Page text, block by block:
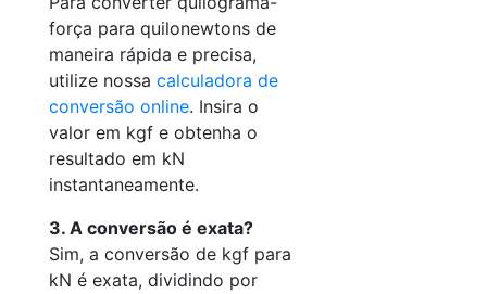
força para quilonewtons de
maneira rápida e precisa,
utilize nossa calculadora de
conversão online. Insira o
valor em kgf e obtenha o
resultado em kN
instantaneamente.
3. A conversão é exata?
Sim, a conversão de kgf para
kN é exata, dividindo por